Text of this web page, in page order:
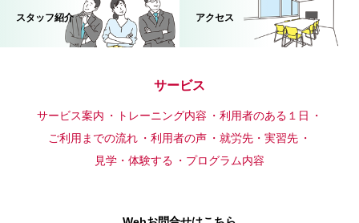
スタッフ紹介 アクセス
サービス
サービス案内 トレーニング内容
利用者のある１日
ご利用までの流れ
利用者の声
就労先・実習先
見学・体験する
プログラム内容